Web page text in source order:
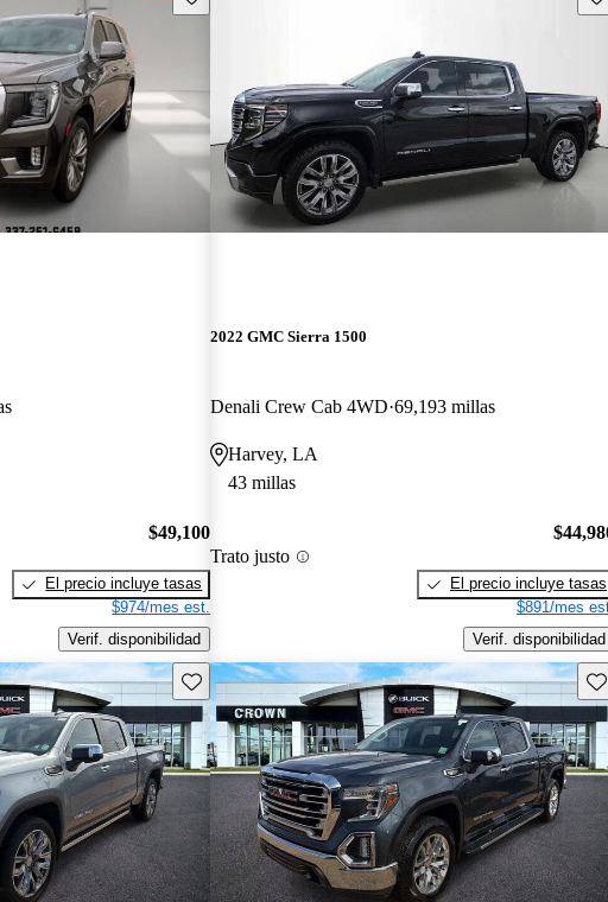
$49,100
El precio incluye tasas
$974/mes est.
Verif. disponibilidad
2022 GMC Sierra 1500
Denali Crew Cab 4WD 69,193 millas
Harvey, LA
43 millas
Trato justo
El precio incluye tasas
$891/mes
Verif. disponibilidad
Guarda este Aviso